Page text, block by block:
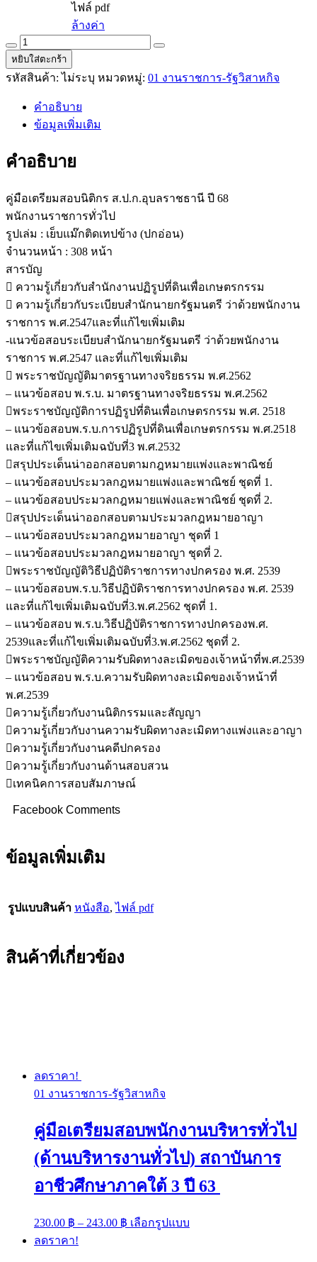
pdf
ไฟล์ pdf
ล้างค่า
คู่มือ
เตรียม
สอบ
ส.ป.ก.อุบลราชธานี
quantity
หยิบใส่ตะกร้า
รหัสสินค้า:ไม่ระบุ หมวดหมู่: 01 งานราชการ-รัฐวิสาหกิจ
คำอธิบาย
ข้อมูลเพิ่มเติม
คำอธิบาย
คู่มือเตรียมสอบนิติกร ส.ป.ก.อุบลราชธานี ปี 68
พนักงานราชการทั่วไป
รูปเล่ม : เย็บแม๊กติดเทปข้าง (ปกอ่อน)
จำนวนหน้า : 308 หน้า
สารบัญ
 ความรู้เกี่ยวกับสำนักงานปฏิรูปที่ดินเพื่อเกษตรกรรม
 ความรู้เกี่ยวกับระเบียบสำนักนายกรัฐมนตรี ว่าด้วยพนักงาน
ราชการ พ.ศ.2547และที่แก้ไขเพิ่มเติม
-แนวข้อสอบระเบียบสำนักนายกรัฐมนตรี ว่าด้วยพนักงาน
ราชการ พ.ศ.2547 และที่แก้ไขเพิ่มเติม
 พระราชบัญญัติมาตรฐานทางจริยธรรม พ.ศ.2562
– แนวข้อสอบ พ.ร.บ. มาตรฐานทางจริยธรรม พ.ศ.2562
พระราชบัญญัติการปฏิรูปที่ดินเพื่อเกษตรกรรม พ.ศ. 2518
– แนวข้อสอบพ.ร.บ.การปฏิรูปที่ดินเพื่อเกษตรกรรม พ.ศ.2518
และที่แก้ไขเพิ่มเติมฉบับที่3 พ.ศ.2532
สรุปประเด็นน่าออกสอบตามกฎหมายแพ่งและพาณิชย์
– แนวข้อสอบประมวลกฎหมายแพ่งและพาณิชย์ ชุดที่ 1.
– แนวข้อสอบประมวลกฎหมายแพ่งและพาณิชย์ ชุดที่ 2.
สรุปประเด็นน่าออกสอบตามประมวลกฎหมายอาญา
– แนวข้อสอบประมวลกฎหมายอาญา ชุดที่ 1
– แนวข้อสอบประมวลกฎหมายอาญา ชุดที่ 2.
พระราชบัญญัติวิธีปฏิบัติราชการทางปกครอง พ.ศ. 2539
– แนวข้อสอบพ.ร.บ.วิธีปฏิบัติราชการทางปกครอง พ.ศ. 2539
และที่แก้ไขเพิ่มเติมฉบับที่3.พ.ศ.2562 ชุดที่ 1.
– แนวข้อสอบ พ.ร.บ.วิธีปฏิบัติราชการทางปกครองพ.ศ.
2539และที่แก้ไขเพิ่มเติมฉบับที่3.พ.ศ.2562 ชุดที่ 2.
พระราชบัญญัติความรับผิดทางละเมิดของเจ้าหน้าที่พ.ศ.2539
– แนวข้อสอบ พ.ร.บ.ความรับผิดทางละเมิดของเจ้าหน้าที่
พ.ศ.2539
ความรู้เกี่ยวกับงานนิติกรรมและสัญญา
ความรู้เกี่ยวกับงานความรับผิดทางละเมิดทางแพ่งและอาญา
ความรู้เกี่ยวกับงานคดีปกครอง
ความรู้เกี่ยวกับงานด้านสอบสวน
เทคนิคการสอบสัมภาษณ์
Facebook Comments
ข้อมูลเพิ่มเติม
รูปแบบสินค้า หนังสือ,ไฟล์ pdf
สินค้าที่เกี่ยวข้อง
ลดราคา!
01 งานราชการ-รัฐวิสาหกิจ
คู่มือเตรียมสอบพนักงานบริหารทั่วไป
(ด้านบริหารงานทั่วไป) สถาบันการ
อาชีวศึกษาภาคใต้ 3 ปี 63
230.00 ฿ – 243.00 ฿ Price
range:
เลือกรูปแบบ
product
ลดราคา!